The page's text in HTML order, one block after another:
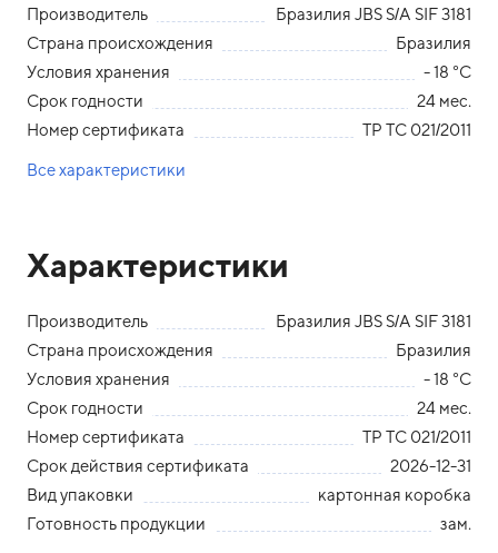
Производитель
Бразилия JBS S/A SIF 3181
Страна происхождения
Бразилия
Условия хранения
- 18 °С
Срок годности
24 мес.
Номер сертификата
ТР ТС 021/2011
Все характеристики
Характеристики
Производитель
Бразилия JBS S/A SIF 3181
Страна происхождения
Бразилия
Условия хранения
- 18 °С
Срок годности
24 мес.
Номер сертификата
ТР ТС 021/2011
Срок действия сертификата
2026-12-31
Вид упаковки
картонная коробка
Готовность продукции
зам.